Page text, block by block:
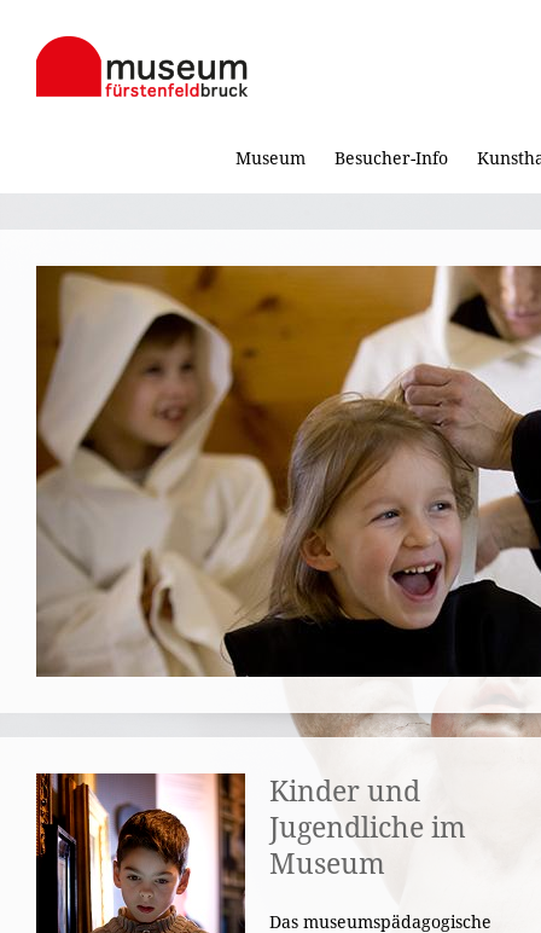
Museum Besucher-Info
Kinder und
Jugendliche im
Museum
Das museumspädagogische